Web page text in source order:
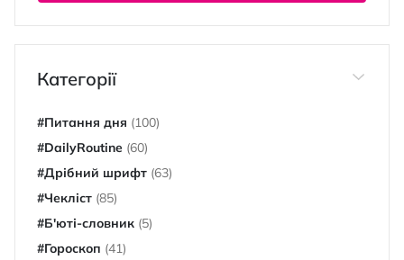
Категорії
#Питання дня (100)
#DailyRoutine (60)
#Дрібний шрифт (63)
#Чекліст (85)
#Б'юті-словник (5)
#Гороскоп (41)